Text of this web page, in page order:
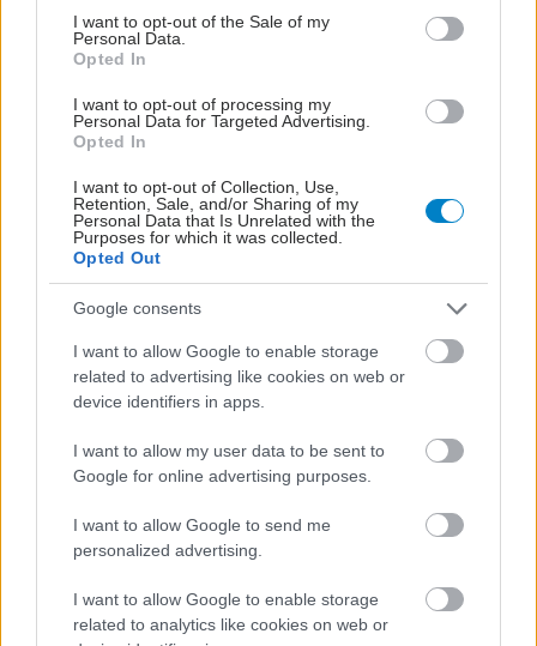
consent section.
I want to opt-out of the Sale of my
Personal Data.
Opted In
I want to opt-out of processing my
Personal Data for Targeted Advertising.
Opted In
I want to opt-out of Collection, Use,
Retention, Sale, and/or Sharing of my
Personal Data that Is Unrelated with the
Purposes for which it was collected.
Opted Out
Google consents
I want to allow Google to enable storage
related to advertising like cookies on web or
device identifiers in apps.
I want to allow my user data to be sent to
Google for online advertising purposes.
I want to allow Google to send me
personalized advertising.
I want to allow Google to enable storage
related to analytics like cookies on web or
ΣΗΜΕΡΑ ΣΤΟ IATRONET.GR